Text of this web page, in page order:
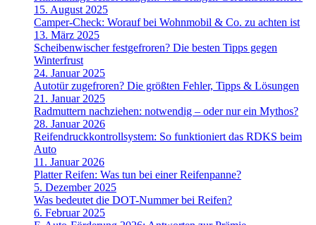
15. August 2025
Camper-Check: Worauf bei Wohnmobil & Co. zu achten ist
13. März 2025
Scheibenwischer festgefroren? Die besten Tipps gegen
Winterfrust
24. Januar 2025
Autotür zugefroren? Die größten Fehler, Tipps & Lösungen
21. Januar 2025
Radmuttern nachziehen: notwendig – oder nur ein Mythos?
28. Januar 2026
Reifendruckkontrollsystem: So funktioniert das RDKS beim
Auto
11. Januar 2026
Platter Reifen: Was tun bei einer Reifenpanne?
5. Dezember 2025
Was bedeutet die DOT-Nummer bei Reifen?
6. Februar 2025